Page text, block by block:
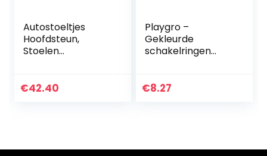
Autostoeltjes
Hoofdsteun,
Stoelen
Hoofdkussen, voor
€42.40
Playgro –
Gekleurde
schakelringen
€8.27